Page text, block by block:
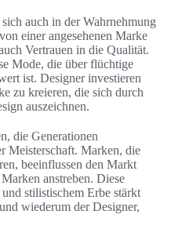
auch in der Wahrnehmung
einer angesehenen Marke
Vertrauen in die Qualität.
Mode, die über flüchtige
ist. Designer investieren
zu kreieren, die sich durch
auszeichnen.
die Generationen
Meisterschaft. Marken, die
beeinflussen den Markt
anstreben. Diese
stilistischem Erbe stärkt
wiederum der Designer,